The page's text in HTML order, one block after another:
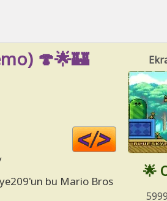
🌟
🍄🌟🏰
Code
HTML
bu Mario Bros